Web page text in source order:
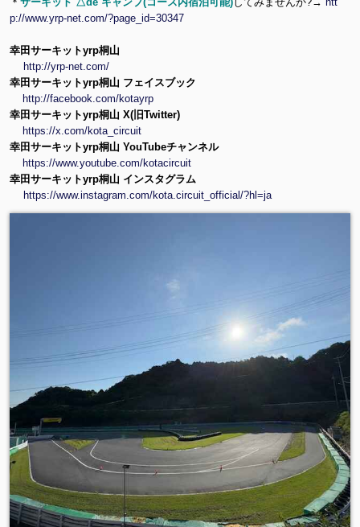
p://www.yrp-net.com/?page_id=30347
幸田サーキットyrp桐山
http://yrp-net.com/
幸田サーキットyrp桐山 フェイスブック
http://facebook.com/kotayrp
幸田サーキットyrp桐山 X(旧Twitter)
https://x.com/kota_circuit
幸田サーキットyrp桐山 YouTubeチャンネル
https://www.youtube.com/kotacircuit
幸田サーキットyrp桐山 インスタグラム
https://www.instagram.com/kota.circuit_official/?hl=ja